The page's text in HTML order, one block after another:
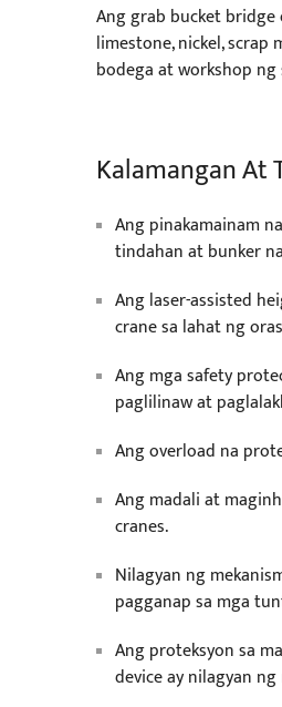
Ang grab bucket
limestone, nickel, scrap
bodega at workshop ng
Kalamangan At
Ang pinakamainam
tindahan at bunker
Ang laser-assisted
crane sa lahat ng
Ang mga safety
paglilinaw at
Ang overload na
Ang madali at
cranes.
Nilagyan ng
pagganap sa mga
Ang proteksyon sa
device ay nilagyan